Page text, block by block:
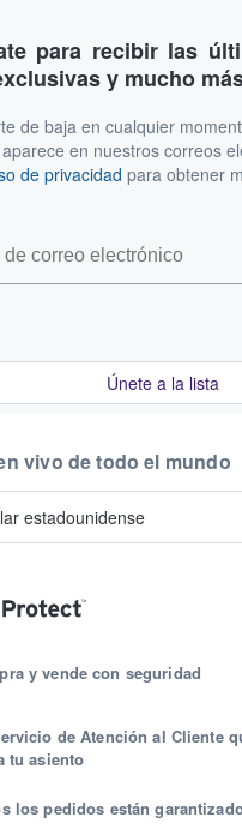
para recibir las
y mucho
de baja en cualquier
en nuestros correos
de privacidad para obtener
Únete a la lista
y vende con seguridad
de Atención al Cliente
tu asiento
los pedidos están
vivo de todo el mundo
estadounidense